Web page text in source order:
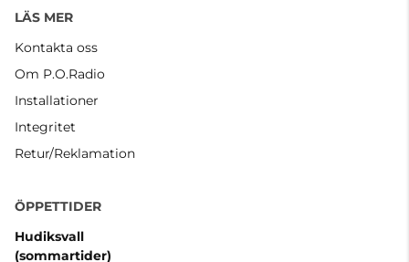
LÄS MER
Kontakta oss
Om P.O.Radio
Installationer
Integritet
Retur/Reklamation
ÖPPETTIDER
Hudiksvall
(sommartider)